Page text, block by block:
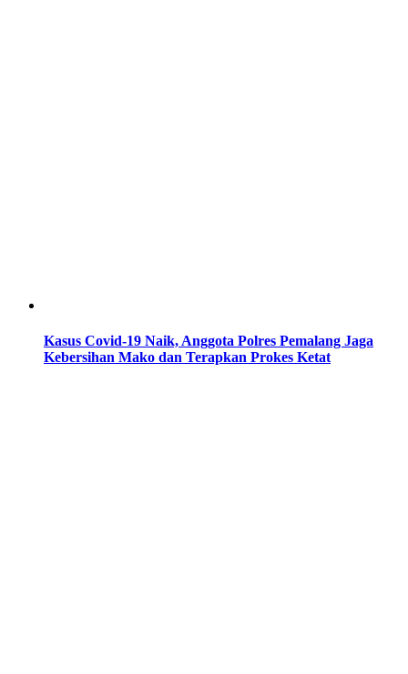
Kasus Covid-19 Naik, Anggota Polres Pemalang Jaga
Kebersihan Mako dan Terapkan Prokes Ketat